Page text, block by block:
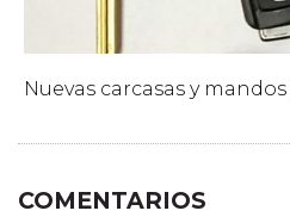
Nuevas carcasas y
COMENTARIOS